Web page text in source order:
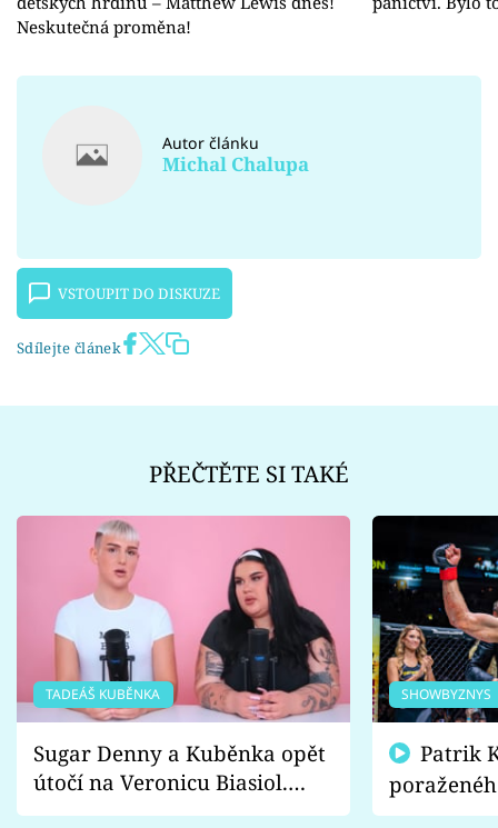
Neskutečná proměna!
Autor článku
Michal Chalupa
VSTOUPIT DO DISKUZE
Sdílejte článek
PŘEČTĚTE SI TAKÉ
TADEÁŠ KUBĚNKA
Sugar Denny a Kuběnka opět
útočí na Veronicu Biasiol.
Proč je podle nich falešná a
SHOWBYZNYS
fanoušci